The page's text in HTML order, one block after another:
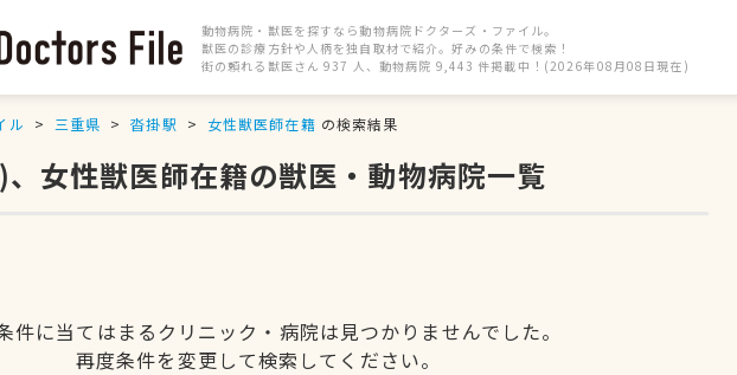
動物病院・獣医を探すなら動物病院ドクターズ・ファイル。
獣医の診療方針や人柄を独自取材で紹介。好みの条件で検索！
街の頼れる獣医さん 937 人、動物病院 9,443 件掲載中！(2026年08月08日現在)
ル 三重県 沓掛駅 女性獣医師在籍 の検索結果
女性獣医師在籍の獣医・動物病院一覧
件に当てはまるクリニック・病院は見つかりませんでした。
再度条件を変更して検索してください。